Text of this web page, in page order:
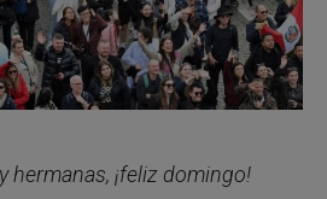
hermanas, ¡feliz domingo!